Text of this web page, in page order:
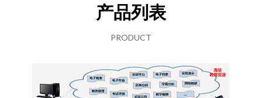
产品列表
PRODUCT